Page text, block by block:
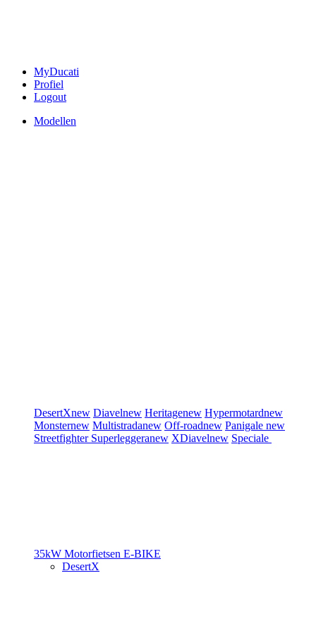
MyDucati
Profiel
Logout
Modellen
DesertXnew Diavelnew Heritagenew Hypermotardnew
Monsternew Multistradanew Off-roadnew Panigale new
Streetfighter Superleggeranew XDiavelnew Speciale
35kW Motorfietsen E-BIKE
DesertX